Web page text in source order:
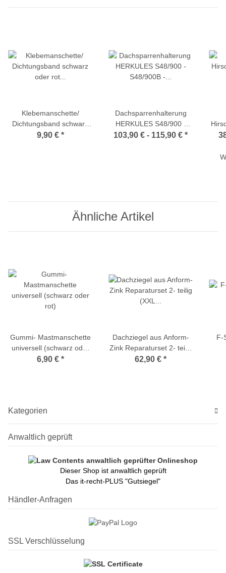
Klebemanschette/
Dichtungsband schwarz
oder rot
9,90 € *
Dachsparrenhalterung
HERKULES S48/900 -
S48/900B - S60/900 -
103,90 € - 115,90 € *
F-
Ähnliche Artikel
Gummi- Mastmanschette
universell (schwarz oder
rot)
6,90 € *
Dachziegel aus Anform-
Zink Reparaturset 2- teilig
(XXL Ausführung)
62,90 € *
F-
Kategorien
Anwaltlich geprüft
Dieser Shop ist anwaltlich geprüft
Das it-recht-PLUS "Gutsiegel"
Händler-Anfragen
SSL Verschlüsselung